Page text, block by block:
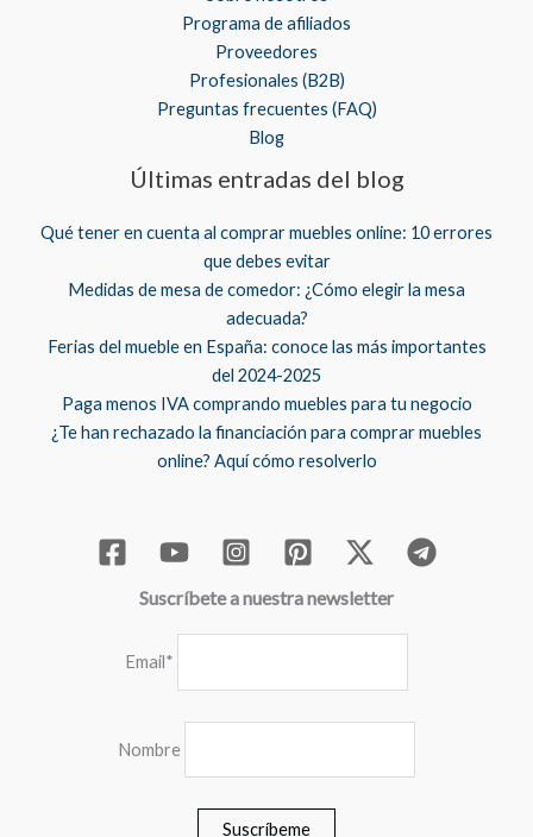
Programa de afiliados
Proveedores
Profesionales (B2B)
Preguntas frecuentes (FAQ)
Blog
Últimas entradas del blog
Qué tener en cuenta al comprar muebles online: 10 errores
que debes evitar
Medidas de mesa de comedor: ¿Cómo elegir la mesa
adecuada?
Ferias del mueble en España: conoce las más importantes
del 2024-2025
Paga menos IVA comprando muebles para tu negocio
¿Te han rechazado la financiación para comprar muebles
online? Aquí cómo resolverlo
Suscríbete a nuestra newsletter
Email*
Nombre